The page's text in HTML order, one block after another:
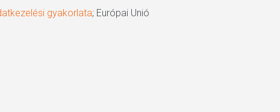
gyakorlata; Európai Unió